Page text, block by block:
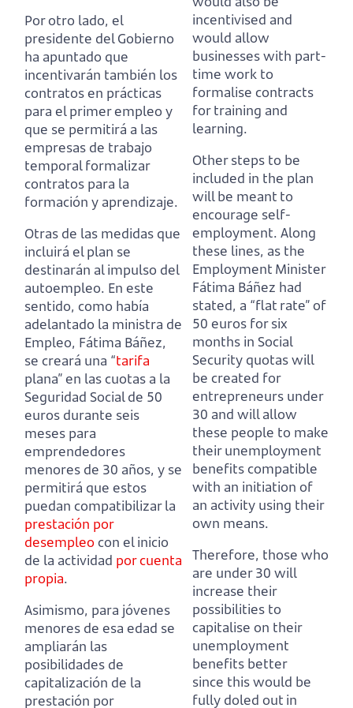
Por otro lado, el
presidente del Gobierno
ha apuntado que
incentivarán también los
contratos en prácticas
para el primer empleo y
que se permitirá a las
empresas de trabajo
temporal formalizar
contratos para la
formación y aprendizaje.
Otras de las medidas que
incluirá el plan se
destinarán al impulso del
autoempleo. En este
sentido, como había
adelantado la ministra de
Empleo, Fátima Báñez,
se creará una “tarifa
plana” en las cuotas a la
Seguridad Social de 50
euros durante seis
meses para
emprendedores
menores de 30 años, y se
permitirá que estos
puedan compatibilizar la
prestación por
desempleocon el inicio
de la actividad por cuenta
propia.
Asimismo, para jóvenes
menores de esa edad se
ampliarán las
posibilidades de
capitalización de la
prestación por
incentivised and
would allow
businesses with part-
time work to
formalise contracts
for training and
learning.
Other steps to be
included in the plan
will be meant to
encourage self-
employment. Along
these lines, as the
Employment Minister
Fátima Báñez had
stated, a “flat rate” of
50 euros for six
months in Social
Security quotas will
be created for
entrepreneurs under
30 and will allow
these people to make
their unemployment
benefits compatible
with an initiation of
an activity using their
own means.
Therefore, those who
are under 30 will
increase their
possibilities to
capitalise on their
unemployment
benefits better
since this would be
fully doled out in